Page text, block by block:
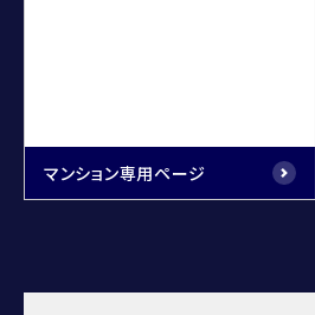
マンション専用ページ